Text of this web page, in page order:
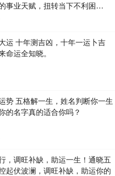
事业天赋，扭转当下不利困
运 十年测吉凶，十年一运卜吉
命运全知晓。
势 五格解一生，姓名判断你一生
的名字真的适合你吗？
，调旺补缺，助运一生！通晓五
起伏波澜，调旺补缺，助运你的